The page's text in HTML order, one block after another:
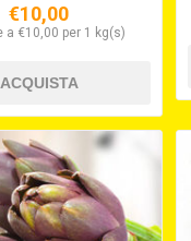
€10,00
a €10,00 per 1 kg(s)